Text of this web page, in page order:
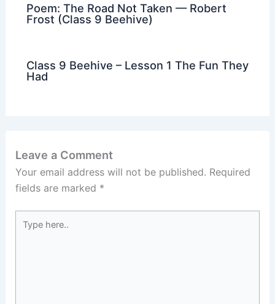
Poem: The Road Not Taken — Robert
Frost (Class 9 Beehive)
Class 9 Beehive – Lesson 1 The Fun They
Had
Leave a Comment
Your email address will not be published. Required
fields are marked *
here..